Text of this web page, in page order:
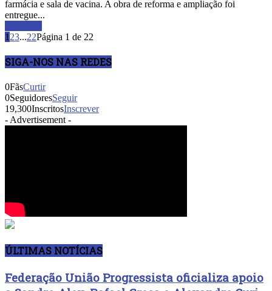
farmácia e sala de vacina. A obra de reforma e ampliação foi
entregue...
1 23...22Página 1 de 22
SIGA-NOS NAS REDES
0FãsCurtir
0SeguidoresSeguir
19,300InscritosInscrever
- Advertisement -
ÚLTIMAS NOTÍCIAS
Federação União Progressista oficializa apoio